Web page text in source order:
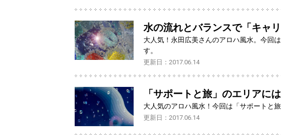
水の流れとバランスで「キャ
大人気！永田広美さんのアロハ風水。今回
す。
更新日：2017.06.14
「サポートと旅」のエリアに
大人気のアロハ風水！今回は「サポートと
更新日：2017.06.14